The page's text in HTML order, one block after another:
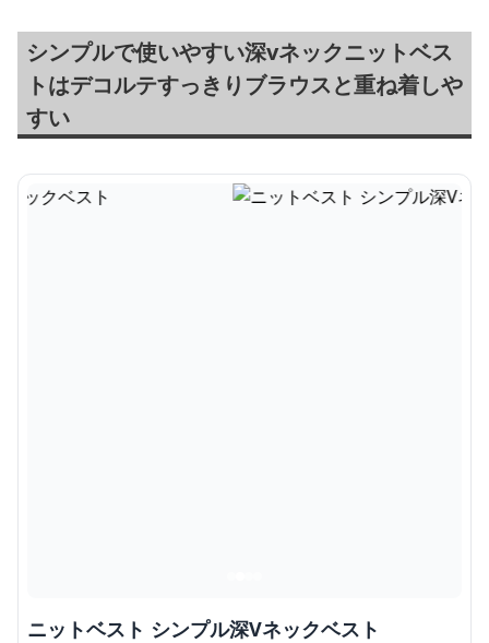
シンプルで使いやすい深vネックニットベス
トはデコルテすっきりブラウスと重ね着しや
すい
ニットベスト シンプル深Vネックベスト